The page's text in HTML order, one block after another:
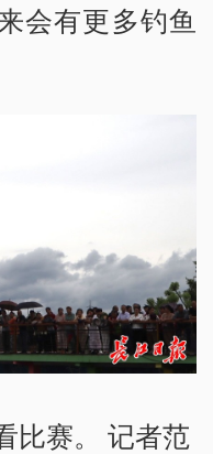
会有更多钓鱼
比赛。 记者范